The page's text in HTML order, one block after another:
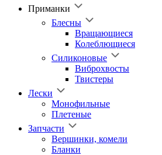
Приманки
Блесны
Вращающиеся
Колеблющиеся
Силиконовые
Виброхвосты
Твистеры
Лески
Монофильные
Плетеные
Запчасти
Вершинки, комели
Бланки